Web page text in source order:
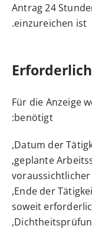
Antrag 24
einzureichen ist.
Für die Anzeige
benötigt:
Datum der
geplante
Ende der
soweit